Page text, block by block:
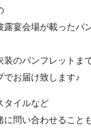
宴会場が載ったパ
装のパンフレットま
でお届け致します♪
タイルなど
問い合わせること